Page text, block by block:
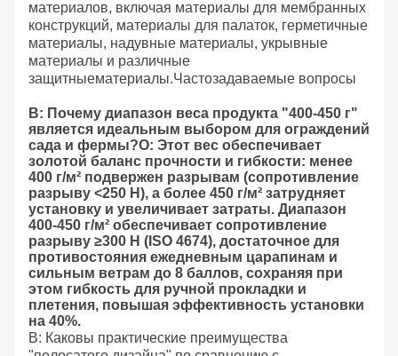
материалов, включая материалы для мембранных
конструкций, материалы для палаток, герметичные
материалы, надувные материалы, укрывные
материалы и различные
защитныематериалы.Частозадаваемые вопросы
В: Почему диапазон веса продукта "400-450 г"
является идеальным выбором для ограждений
сада и фермы?О: Этот вес обеспечивает
золотой баланс прочности и гибкости: менее
400 г/м² подвержен разрывам (сопротивление
разрыву <250 Н), а более 450 г/м² затрудняет
установку и увеличивает затраты. Диапазон
400-450 г/м² обеспечивает сопротивление
разрыву ≥300 Н (ISO 4674), достаточное для
противостояния ежедневным царапинам и
сильным ветрам до 8 баллов, сохраняя при
этом гибкость для ручной прокладки и
плетения, повышая эффективность установки
на 40%.
В: Каковы практические преимущества